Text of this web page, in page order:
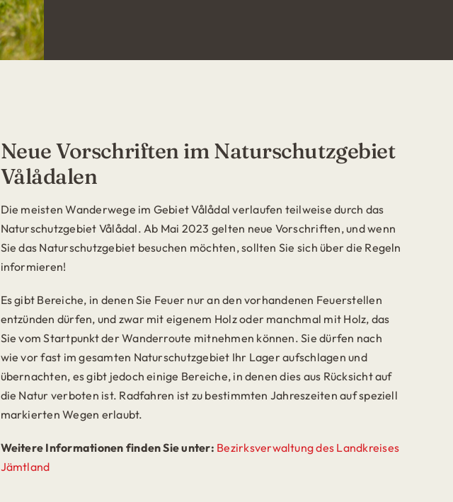
Neue Vorschriften im Naturschutzgebiet
Vålådalen
Die meisten Wanderwege im Gebiet Vålådal verlaufen teilweise durch das
Naturschutzgebiet Vålådal. Ab Mai 2023 gelten neue Vorschriften, und wenn
Sie das Naturschutzgebiet besuchen möchten, sollten Sie sich über die Regeln
informieren!
Es gibt Bereiche, in denen Sie Feuer nur an den vorhandenen Feuerstellen
entzünden dürfen, und zwar mit eigenem Holz oder manchmal mit Holz, das
Sie vom Startpunkt der Wanderroute mitnehmen können. Sie dürfen nach
wie vor fast im gesamten Naturschutzgebiet Ihr Lager aufschlagen und
übernachten, es gibt jedoch einige Bereiche, in denen dies aus Rücksicht auf
die Natur verboten ist. Radfahren ist zu bestimmten Jahreszeiten auf speziell
markierten Wegen erlaubt.
Weitere Informationen finden Sie unter: Bezirksverwaltung des Landkreises
Jämtland